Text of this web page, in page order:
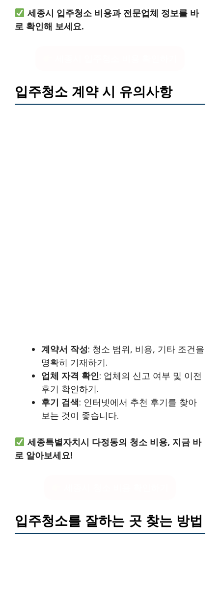
세종시 입주청소 비용과 전문업체 정보를 바
로 확인해 보세요.
입주청소 계약 시 유의사항
계약서 작성: 청소 범위, 비용, 기타 조건을
명확히 기재하기.
업체 자격 확인: 업체의 신고 여부 및 이전
후기 확인하기.
후기 검색: 인터넷에서 추천 후기를 찾아
보는 것이 좋습니다.
세종특별자치시 다정동의 청소 비용, 지금 바
로 알아보세요!
입주청소를 잘하는 곳 찾는 방법